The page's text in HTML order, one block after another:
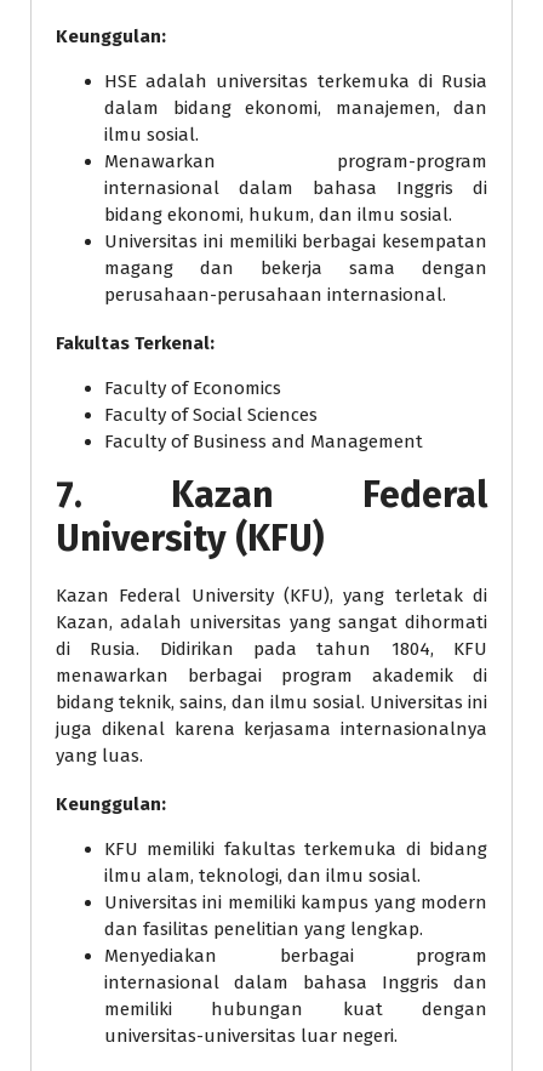
Keunggulan:
HSE adalah universitas terkemuka di Rusia
dalam bidang ekonomi, manajemen, dan
ilmu sosial.
Menawarkan program-program
internasional dalam bahasa Inggris di
bidang ekonomi, hukum, dan ilmu sosial.
Universitas ini memiliki berbagai kesempatan
magang dan bekerja sama dengan
perusahaan-perusahaan internasional.
Fakultas Terkenal:
Faculty of Economics
Faculty of Social Sciences
Faculty of Business and Management
7. Kazan Federal
University (KFU)
Kazan Federal University (KFU), yang terletak di
Kazan, adalah universitas yang sangat dihormati
di Rusia. Didirikan pada tahun 1804, KFU
menawarkan berbagai program akademik di
bidang teknik, sains, dan ilmu sosial. Universitas ini
juga dikenal karena kerjasama internasionalnya
yang luas.
Keunggulan:
KFU memiliki fakultas terkemuka di bidang
ilmu alam, teknologi, dan ilmu sosial.
Universitas ini memiliki kampus yang modern
dan fasilitas penelitian yang lengkap.
Menyediakan berbagai program
internasional dalam bahasa Inggris dan
memiliki hubungan kuat dengan
universitas-universitas luar negeri.